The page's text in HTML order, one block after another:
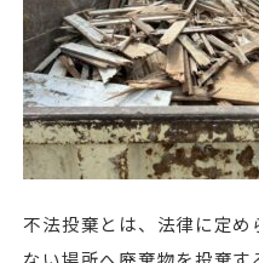
不法投棄とは、法律に定